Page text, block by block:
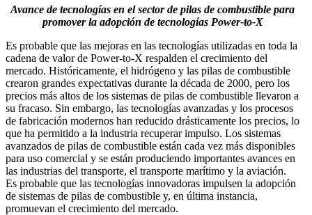
Avance de tecnologías en el sector de pilas de combustible para
promover la adopción de tecnologías Power-to-X
Es probable que las mejoras en las tecnologías utilizadas en toda la
cadena de valor de Power-to-X respalden el crecimiento del
mercado. Históricamente, el hidrógeno y las pilas de combustible
crearon grandes expectativas durante la década de 2000, pero los
precios más altos de los sistemas de pilas de combustible llevaron a
su fracaso. Sin embargo, las tecnologías avanzadas y los procesos
de fabricación modernos han reducido drásticamente los precios, lo
que ha permitido a la industria recuperar impulso. Los sistemas
avanzados de pilas de combustible están cada vez más disponibles
para uso comercial y se están produciendo importantes avances en
las industrias del transporte, el transporte marítimo y la aviación.
Es probable que las tecnologías innovadoras impulsen la adopción
de sistemas de pilas de combustible y, en última instancia,
promuevan el crecimiento del mercado.